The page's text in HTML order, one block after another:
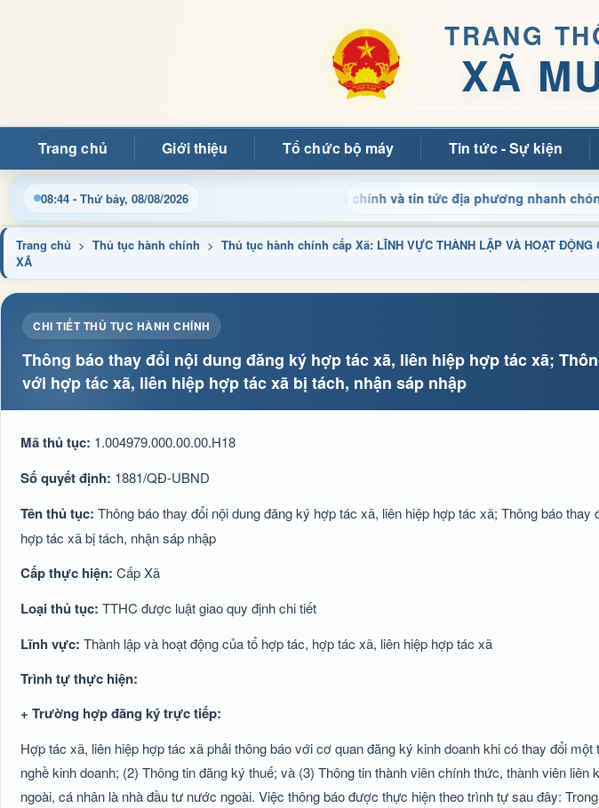
TRANG
XÃ
Trang chủ Giới thiệu Tổ chức bộ máy Tin tức - Sự kiện
08:44 - Thứ bảy, 08/08/2026
Cập nhật thông tin điều hành, thủ tục hành chính và tin tức địa phương nhanh chóng,
Trang chủ > Thủ tục hành chính > Thủ tục hành chính cấp Xã: LĨNH VỰC THÀNH LẬP VÀ HOẠT ĐỘNG
XÃ
CHI TIẾT THỦ TỤC HÀNH CHÍNH
Thông báo thay đổi nội dung đăng ký hợp tác xã, liên hiệp hợp tác xã;
với hợp tác xã, liên hiệp hợp tác xã bị tách, nhận sáp nhập
Mã thủ tục: 1.004979.000.00.00.H18
Số quyết định: 1881/QĐ-UBND
Tên thủ tục: Thông báo thay đổi nội dung đăng ký hợp tác xã, liên hiệp hợp tác xã; Thông báo
hợp tác xã bị tách, nhận sáp nhập
Cấp thực hiện: Cấp Xã
Loại thủ tục: TTHC được luật giao quy định chi tiết
Lĩnh vực: Thành lập và hoạt động của tổ hợp tác, hợp tác xã, liên hiệp hợp tác xã
Trình tự thực hiện:
+ Trường hợp đăng ký trực tiếp:
Hợp tác xã, liên hiệp hợp tác xã phải thông báo với cơ quan đăng ký kinh doanh khi có thay đổi
nghề kinh doanh; (2) Thông tin đăng ký thuế; và (3) Thông tin thành viên chính thức, thành viên
ngoài, cá nhân là nhà đầu tư nước ngoài. Việc thông báo được thực hiện theo trình tự sau đây: